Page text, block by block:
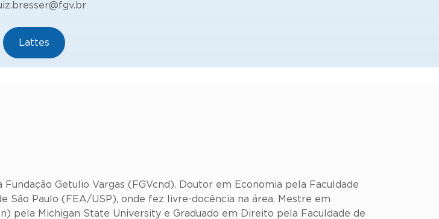
Lattes
Getulio Vargas (FGVcnd). Doutor em Economia pela Faculdade
São Paulo (FEA/USP), onde fez livre-docência na área. Mestre em
pela Michigan State University e Graduado em Direito pela Faculdade de